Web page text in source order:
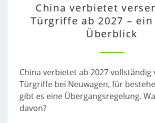
2027
–
EIN
KLEINER
China verbietet
Türgriffe ab 2027 –
Überblick
China verbietet ab 2027 vollständig
Türgriffe bei Neuwagen, für
gibt es eine Übergangsregelung.
davon?